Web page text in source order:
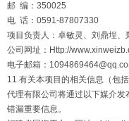
邮 编：350025
电 话：0591-87807330
项目负责人：卓敏灵、刘鼎埕
公司网址：Http://
电子邮箱：
11.有关本项目的相关信息（包
代理有限公司将通过以下媒介
错漏重要信息。